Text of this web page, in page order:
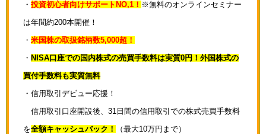
・ 投資初心者向けサポートNO,1！ ※無料のオンラインセミナー
は年間約200本開催！
・ 米国株の取扱銘柄数5,000超！
・ NISA口座での国内株式の売買手数料は実質0円！外国株式の
買付手数料も実質無料
・信用取引デビュー応援！
信用取引口座開設後、31日間の信用取引での株式売買手数料
を全額キャッシュバック！ （最大10万円まで）